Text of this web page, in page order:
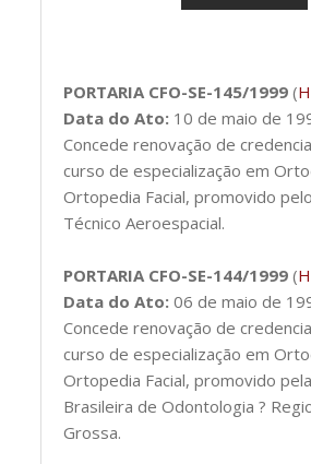
PORTARIA CFO-SE-145/1999 (
Data do Ato: 10 de maio de
Concede renovação de
curso de especialização em
Ortopedia Facial, promovido
Técnico Aeroespacial.
PORTARIA CFO-SE-144/1999 (
Data do Ato: 06 de maio de
Concede renovação de
curso de especialização em
Ortopedia Facial, promovido
Brasileira de Odontologia ?
Grossa.